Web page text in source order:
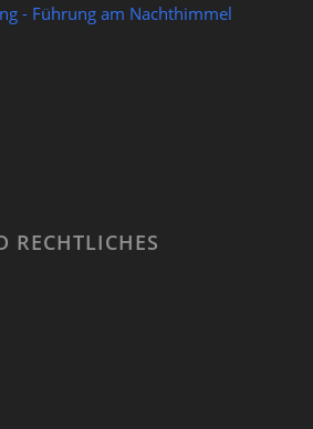
- Führung am Nachthimmel
RECHTLICHES